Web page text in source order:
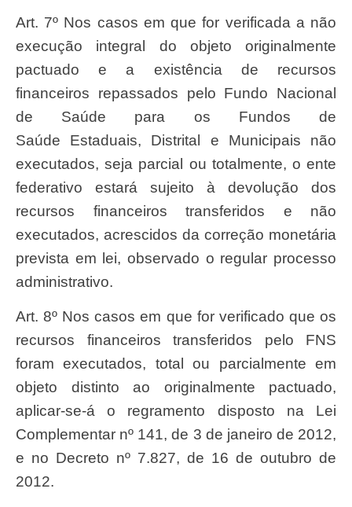
Art. 7º Nos casos em que for verificada a não
execução integral do objeto originalmente
pactuado e a existência de recursos
financeiros repassados pelo Fundo Nacional
de Saúde para os Fundos de
Saúde Estaduais, Distrital e Municipais não
executados, seja parcial ou totalmente, o ente
federativo estará sujeito à devolução dos
recursos financeiros transferidos e não
executados, acrescidos da correção monetária
prevista em lei, observado o regular processo
administrativo.
Art. 8º Nos casos em que for verificado que os
recursos financeiros transferidos pelo FNS
foram executados, total ou parcialmente em
objeto distinto ao originalmente pactuado,
aplicar-se-á o regramento disposto na Lei
Complementar nº 141, de 3 de janeiro de 2012,
e no Decreto nº 7.827, de 16 de outubro de
2012.